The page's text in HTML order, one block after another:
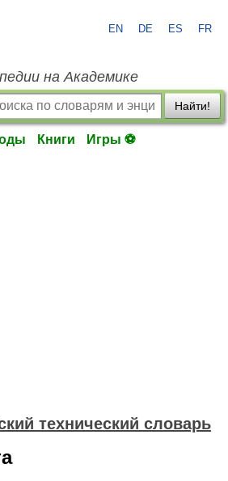
EN DE ES FR
на Академике
Найти!
Книги Игры ⚽
технический словарь